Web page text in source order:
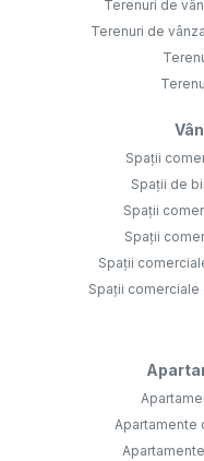
Terenuri de
Terenuri de
Spații
Spații de
Spații
Spații
Spații
Spații comerciale
Apartamente